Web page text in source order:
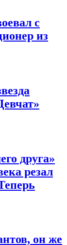
с
из
друга»
резал
он же